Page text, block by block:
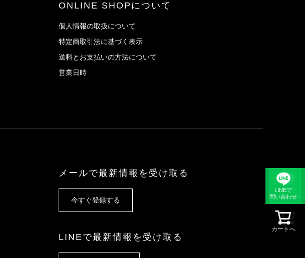
LINEで
問い合わせ
カートへ
LINEで
問い合わせ
カートへ
ONLINE SHOPについて
個人情報の取扱について
特定商取引法に基づく表示
送料とお支払いの方法について
営業日時
メールで最新情報を受け取る
今すぐ登録する
LINEで最新情報を受け取る